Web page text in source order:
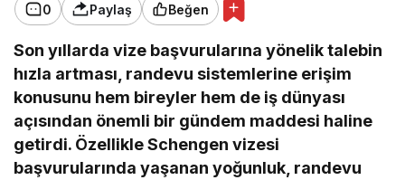
0 Paylaş Beğen
Son yıllarda vize başvurularına yönelik talebin
hızla artması, randevu sistemlerine erişim
konusunu hem bireyler hem de iş dünyası
açısından önemli bir gündem maddesi haline
getirdi. Özellikle Schengen vizesi
başvurularında yaşanan yoğunluk, randevu